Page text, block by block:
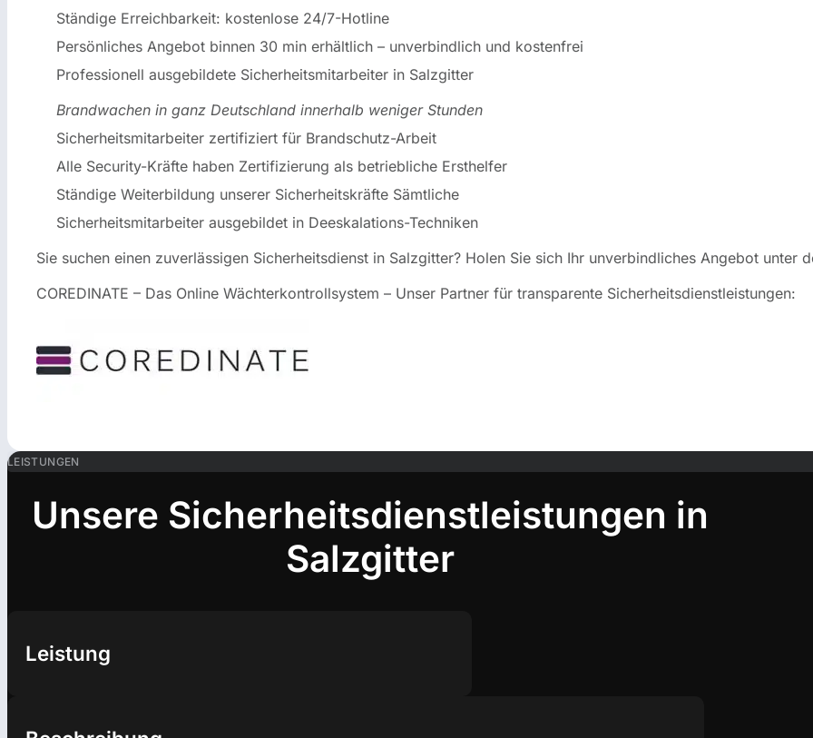
Ständige Erreichbarkeit: kostenlose 24/7-Hotline
Persönliches Angebot binnen 30 min erhältlich – unverbindlich und kostenfrei
Professionell ausgebildete Sicherheitsmitarbeiter in Salzgitter
Brandwachen in ganz Deutschland innerhalb weniger Stunden
Sicherheitsmitarbeiter zertifiziert für Brandschutz-Arbeit
Alle Security-Kräfte haben Zertifizierung als betriebliche Ersthelfer
Ständige Weiterbildung unserer Sicherheitskräfte Sämtliche
Sicherheitsmitarbeiter ausgebildet in Deeskalations-Techniken
Sie suchen einen zuverlässigen Sicherheitsdienst in Salzgitter? Holen Sie sich Ihr unverbindliches Angebot unter
COREDINATE – Das Online Wächterkontrollsystem – Unser Partner für transparente Sicherheitsdienstleistungen:
LEISTUNGEN
Unsere Sicherheitsdienstleistungen in
Salzgitter
Leistung